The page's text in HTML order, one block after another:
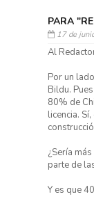
PARA
17 de
Al
Por un
Bildu.
80% de
licencia.
¿Sería
parte de
Y es que